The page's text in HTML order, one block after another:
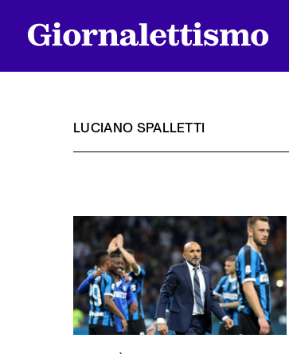
Chi siamo
Contatti
LUCIANO SPALLETTI